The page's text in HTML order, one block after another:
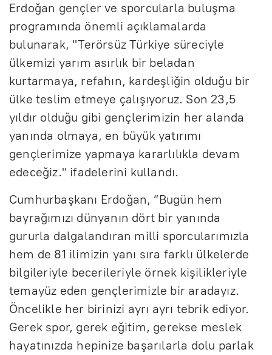
Erdoğan gençler ve sporcularla buluşma
programında önemli açıklamalarda
bulunarak, "Terörsüz Türkiye süreciyle
ülkemizi yarım asırlık bir beladan
kurtarmaya, refahın, kardeşliğin olduğu bir
ülke teslim etmeye çalışıyoruz. Son 23,5
yıldır olduğu gibi gençlerimizin her alanda
yanında olmaya, en büyük yatırımı
gençlerimize yapmaya kararlılıkla devam
edeceğiz." ifadelerini kullandı.
Cumhurbaşkanı Erdoğan, “Bugün hem
bayrağımızı dünyanın dört bir yanında
gururla dalgalandıran milli sporcularımızla
hem de 81 ilimizin yanı sıra farklı ülkelerde
bilgileriyle becerileriyle örnek kişilikleriyle
temayüz eden gençlerimizle bir aradayız.
Öncelikle her birinizi ayrı ayrı tebrik ediyor.
Gerek spor, gerek eğitim, gerekse meslek
hayatınızda hepinize başarılarla dolu parlak